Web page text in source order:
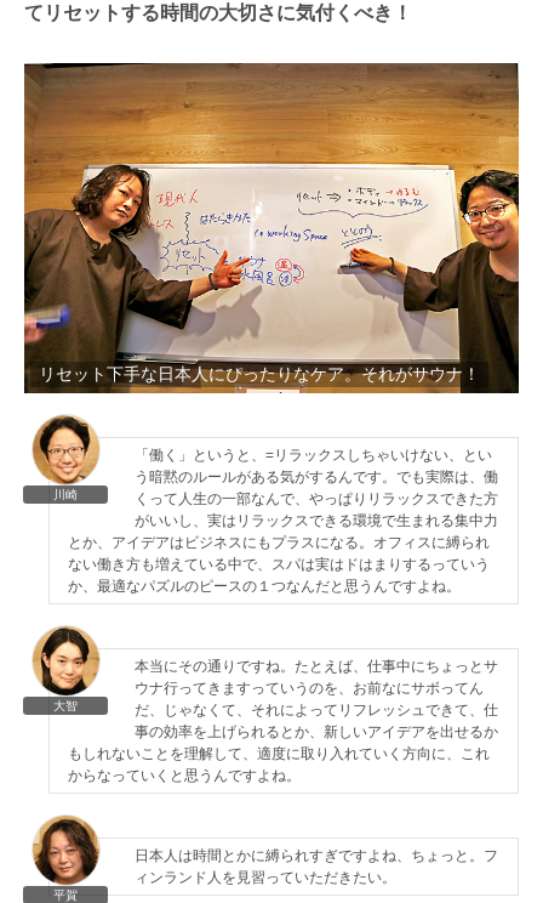
てリセットする時間の大切さに気付くべき！
リセット下手な日本人にぴったりなケア。それがサウナ！
川崎
「働く」というと、=リラックスしちゃいけない、とい
う暗黙のルールがある気がするんです。でも実際は、働
くって人生の一部なんで、やっぱりリラックスできた方
がいいし、実はリラックスできる環境で生まれる集中力
とか、アイデアはビジネスにもプラスになる。オフィスに縛られ
ない働き方も増えている中で、スパは実はドはまりするっていう
か、最適なパズルのピースの１つなんだと思うんですよね。
大智
本当にその通りですね。たとえば、仕事中にちょっとサ
ウナ行ってきますっていうのを、お前なにサボってん
だ、じゃなくて、それによってリフレッシュできて、仕
事の効率を上げられるとか、新しいアイデアを出せるか
もしれないことを理解して、適度に取り入れていく方向に、これ
からなっていくと思うんですよね。
平賀
日本人は時間とかに縛られすぎですよね、ちょっと。フ
ィンランド人を見習っていただきたい。